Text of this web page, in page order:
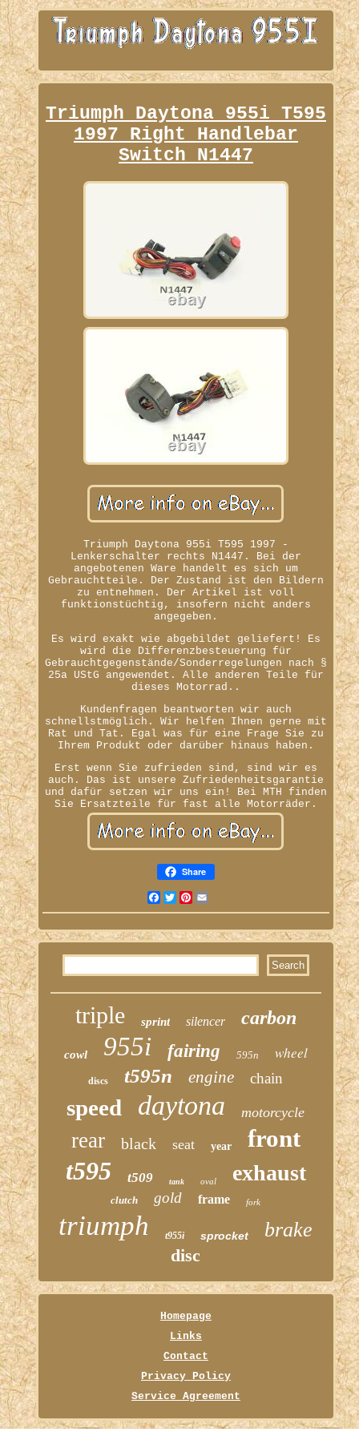
Triumph Daytona 955i T595
1997 Right Handlebar
Switch N1447
Triumph Daytona 955i T595 1997 -
Lenkerschalter rechts N1447. Bei der
angebotenen Ware handelt es sich um
Gebrauchtteile. Der Zustand ist den Bildern
zu entnehmen. Der Artikel ist voll
funktionstüchtig, insofern nicht anders
angegeben.
Es wird exakt wie abgebildet geliefert! Es
wird die Differenzbesteuerung für
Gebrauchtgegenstände/Sonderregelungen nach §
25a UStG angewendet. Alle anderen Teile für
dieses Motorrad..
Kundenfragen beantworten wir auch
schnellstmöglich. Wir helfen Ihnen gerne mit
Rat und Tat. Egal was für eine Frage Sie zu
Ihrem Produkt oder darüber hinaus haben.
Erst wenn Sie zufrieden sind, sind wir es
auch. Das ist unsere Zufriedenheitsgarantie
und dafür setzen wir uns ein! Bei MTH finden
Sie Ersatzteile für fast alle Motorräder.
Share
Facebook
TwitterPinterest
triple sprint silencer carbon
cowl 955i fairing 595n wheel
discs t595n engine chain
speed daytona motorcycle
rear black seat year front
t595 t509 tank oval exhaust
clutch gold frame fork
triumph t955i sprocket brake
disc
Homepage
Links
Contact
Privacy Policy
Service Agreement